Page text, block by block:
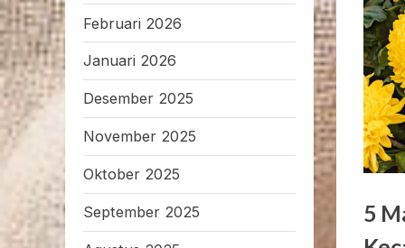
5
Februari 2026
Januari 2026
Desember 2025
November 2025
Oktober 2025
September 2025